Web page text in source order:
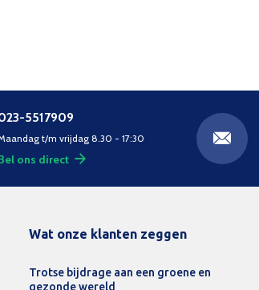
5517909
t/m vrijdag 8.30 - 17:30
ons direct
Wat onze klanten zeggen
Trotse bijdrage aan een groene en
gezonde wereld